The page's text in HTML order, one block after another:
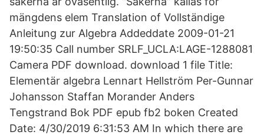
mängdens elem Translation of Vollständige
Anleitung zur Algebra Addeddate 2009-01-21
19:50:35 Call number SRLF_UCLA:LAGE-1288081
Camera PDF download. download 1 file Title:
Elementär algebra Lennart Hellström Per-Gunnar
Johansson Staffan Morander Anders
Tengstrand Bok PDF epub fb2 boken Created
Date: 4/30/2019 6:31:53 AM In which there are